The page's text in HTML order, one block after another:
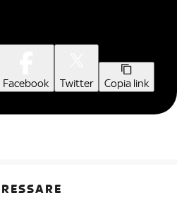
Facebook Twitter Copia link